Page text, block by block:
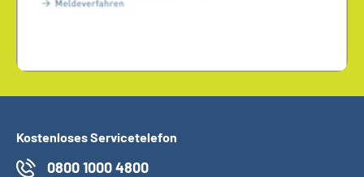
Kostenloses Servicetelefon
0800 1000 4800